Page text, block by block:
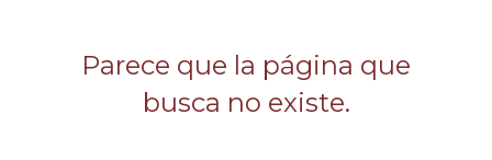
Parece que la página que
busca no existe.